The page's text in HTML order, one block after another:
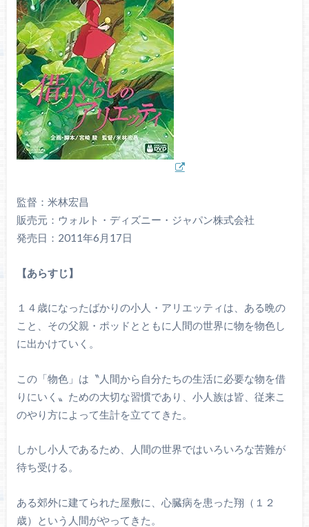
監督：米林宏昌
販売元：ウォルト・ディズニー・ジャパン株式会社
発売日：2011年6月17日
【あらすじ】
１４歳になったばかりの小人・アリエッティは、ある晩の
こと、その父親・ポッドとともに人間の世界に物を物色し
に出かけていく。
この「物色」は〝人間から自分たちの生活に必要な物を借
りにいく〟ための大切な習慣であり、小人族は皆、従来こ
のやり方によって生計を立ててきた。
しかし小人であるため、人間の世界ではいろいろな苦難が
待ち受ける。
ある郊外に建てられた屋敷に、心臓病を患った翔（１２
歳）という人間がやってきた。